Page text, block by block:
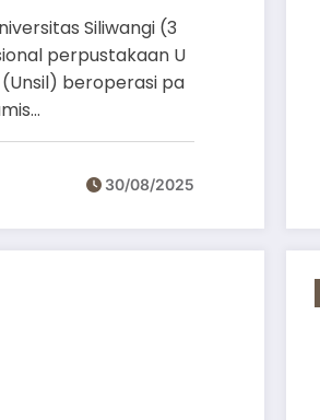
Siliwangi (3
perpustakaan U
beroperasi pa
30/08/2025